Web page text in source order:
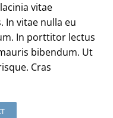
vitae
In vitae nulla eu
In porttitor lectus
bibendum. Ut
Cras